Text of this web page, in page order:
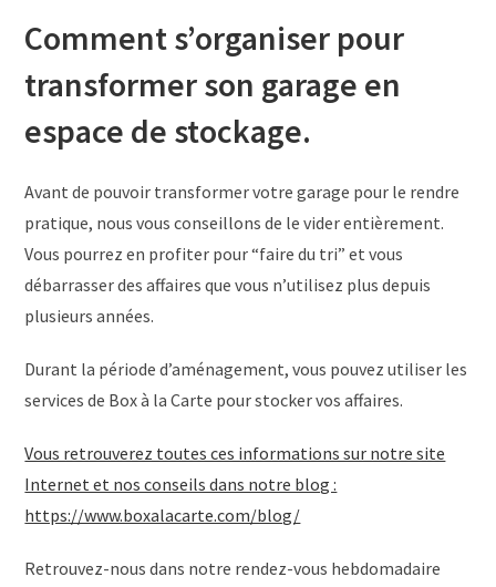
Comment s’organiser pour
transformer son garage en
espace de stockage.
Avant de pouvoir transformer votre garage pour le rendre
pratique, nous vous conseillons de le vider entièrement.
Vous pourrez en profiter pour “faire du tri” et vous
débarrasser des affaires que vous n’utilisez plus depuis
plusieurs années.
Durant la période d’aménagement, vous pouvez utiliser les
services de Box à la Carte pour stocker vos affaires.
Vous retrouverez toutes ces informations sur notre site
Internet et nos conseils dans notre blog :
https://www.boxalacarte.com/blog/
Retrouvez-nous dans notre rendez-vous hebdomadaire